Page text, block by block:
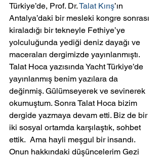
Türkiye’de, Prof. Dr. Talat Kırış’ın
Antalya’daki bir mesleki kongre sonrası
kiraladığı bir tekneyle Fethiye’ye
yolculuğunda yediği deniz dayağı ve
maceraları dergimizde yayınlanmıştı.
Talat Hoca yazısında Yacht Türkiye’de
yayınlanmış benim yazılara da
değinmiş. Gülümseyerek ve sevinerek
okumuştum. Sonra Talat Hoca bizim
dergide yazmaya devam etti. Biz de bir
iki sosyal ortamda karşılaştık, sohbet
ettik.  Ama hayli meşgul bir insandı.
Onun hakkındaki düşüncelerim Gezi